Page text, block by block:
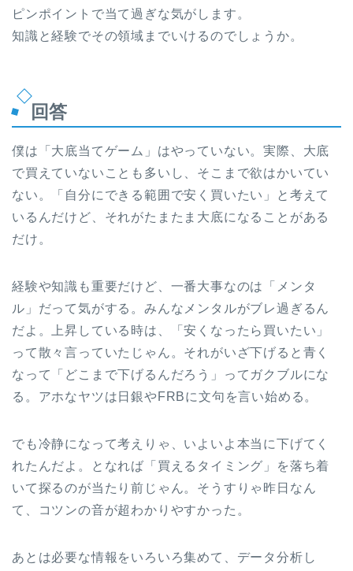
ピンポイントで当て過ぎな気がします。
知識と経験でその領域までいけるのでしょうか。
回答
僕は「大底当てゲーム」はやっていない。実際、大底
で買えていないことも多いし、そこまで欲はかいてい
ない。「自分にできる範囲で安く買いたい」と考えて
いるんだけど、それがたまたま大底になることがある
だけ。
経験や知識も重要だけど、一番大事なのは「メンタ
ル」だって気がする。みんなメンタルがブレ過ぎるん
だよ。上昇している時は、「安くなったら買いたい」
って散々言っていたじゃん。それがいざ下げると青く
なって「どこまで下げるんだろう」ってガクブルにな
る。アホなヤツは日銀やFRBに文句を言い始める。
でも冷静になって考えりゃ、いよいよ本当に下げてく
れたんだよ。となれば「買えるタイミング」を落ち着
いて探るのが当たり前じゃん。そうすりゃ昨日なん
て、コツンの音が超わかりやすかった。
あとは必要な情報をいろいろ集めて、データ分析し